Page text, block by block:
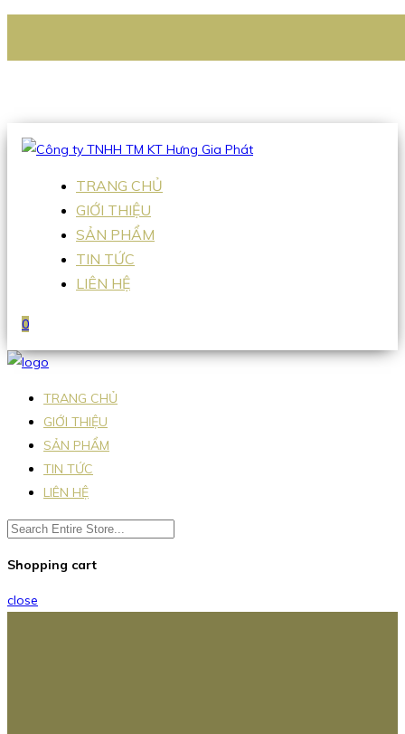
Hotline:0938 336 079
TRANG CHỦ
GIỚI THIỆU
SẢN PHẨM
TIN TỨC
LIÊN HỆ
0
TRANG CHỦ
GIỚI THIỆU
SẢN PHẨM
TIN TỨC
LIÊN HỆ
Shopping cart
close